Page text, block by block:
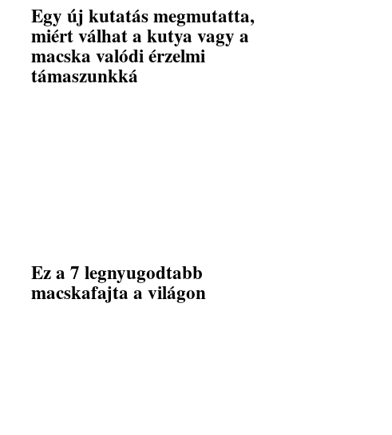
Egy új kutatás megmutatta,
miért válhat a kutya vagy a
macska valódi érzelmi
támaszunkká
Ez a 7 legnyugodtabb
macskafajta a világon